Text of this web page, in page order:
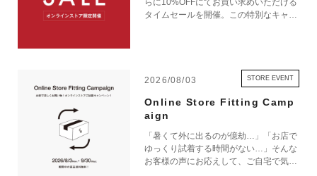
タイムセールを開催。この特別なキャン
2026/08/03 STORE EVENT
Online Store Fitting Camp
aign
「暑くて外に出るのが億劫…」「お店で
ゆっくり試着する時間がない…」そんな
お客様の声にお応えして、ご自宅で気軽